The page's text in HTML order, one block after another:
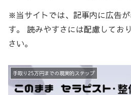
※当サイトでは、記事内に広告
す。 読みやすさには配慮してお
さい。
手取り25万円までの現実的ステップ